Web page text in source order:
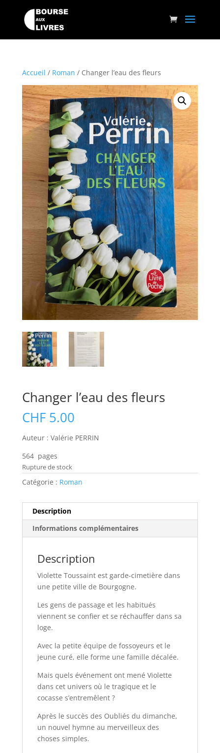
Accueil / Roman / Changer l’eau des fleurs
Changer l’eau des fleurs
CHF5.00
Auteur : Valérie PERRIN
564 pages
Rupture de stock
Catégorie : Roman
Description
Informations complémentaires
Description
Violette Toussaint est garde-cimetière dans
une petite ville de Bourgogne.
Les gens de passage et les habitués
viennent se confier et se réchauffer dans sa
loge.
Avec la petite équipe de fossoyeurs et le
jeune curé, elle forme une famille décalée.
Mais quels événement ont mené Violette
dans cet univers où le tragique et le
cocasse s’entremêlent ?
Après le succès des Oubliés du dimanche,
un nouvel hymne au merveilleux des
choses simples.